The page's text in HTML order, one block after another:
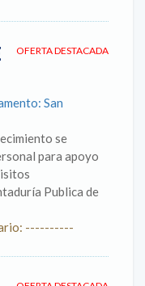
OFERTA DESTACADA
San
se
para apoyo
Publica de
----------